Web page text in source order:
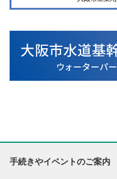
手続きやイベントのご案内